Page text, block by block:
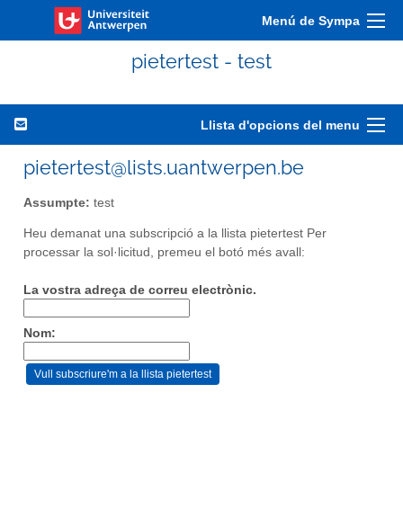
Menú de Sympa
pietertest - test
Llista d'opcions del menu
pietertest@lists.uantwerpen.be
Assumpte: test
Heu demanat una subscripció a la llista pietertest Per
processar la sol·licitud, premeu el botó més avall:
La vostra adreça de correu electrònic.
Nom: